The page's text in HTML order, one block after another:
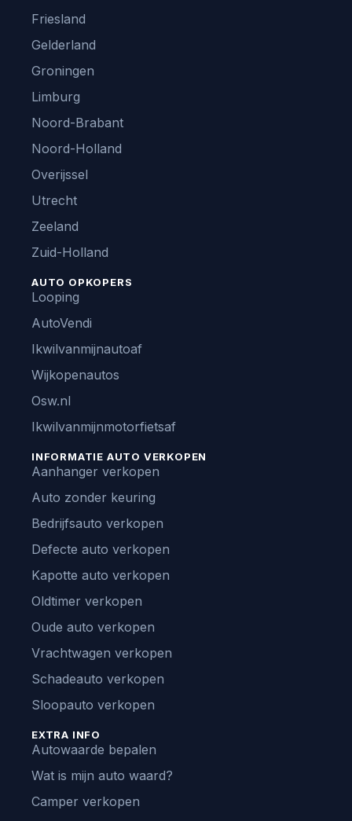
Friesland
Gelderland
Groningen
Limburg
Noord-Brabant
Noord-Holland
Overijssel
Utrecht
Zeeland
Zuid-Holland
AUTO OPKOPERS
Looping
AutoVendi
Ikwilvanmijnautoaf
Wijkopenautos
Osw.nl
Ikwilvanmijnmotorfietsaf
INFORMATIE AUTO VERKOPEN
Aanhanger verkopen
Auto zonder keuring
Bedrijfsauto verkopen
Defecte auto verkopen
Kapotte auto verkopen
Oldtimer verkopen
Oude auto verkopen
Vrachtwagen verkopen
Schadeauto verkopen
Sloopauto verkopen
EXTRA INFO
Autowaarde bepalen
Wat is mijn auto waard?
Camper verkopen